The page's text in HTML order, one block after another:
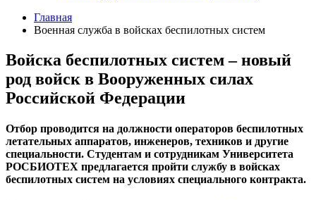
Главная
Военная служба в войсках беспилотных систем
Войска беспилотных систем – новый
род войск в Вооруженных силах
Российской Федерации
Отбор проводится на должности операторов беспилотных
летательных аппаратов, инженеров, техников и другие
специальности. Студентам и сотрудникам Университета
РОСБИОТЕХ предлагается пройти службу в войсках
беспилотных систем на условиях специального контракта.